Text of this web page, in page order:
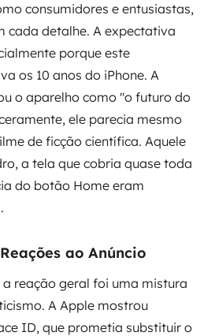
consumidores e entusiastas,
cada detalhe. A expectativa
porque este
os 10 anos do iPhone. A
o aparelho como "o futuro do
ele parecia mesmo
de ficção científica. Aquele
a tela que cobria quase toda
do botão Home eram
ao Anúncio
reação geral foi uma mistura
A Apple mostrou
ID, que prometia substituir o